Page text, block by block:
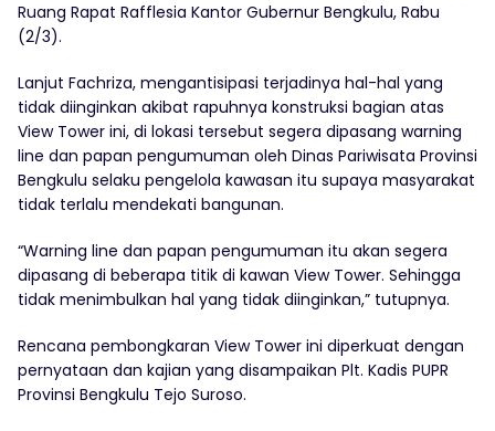
Ruang Rapat Rafflesia Kantor Gubernur Bengkulu, Rabu
(2/3).
Lanjut Fachriza, mengantisipasi terjadinya hal-hal yang
tidak diinginkan akibat rapuhnya konstruksi bagian atas
View Tower ini, di lokasi tersebut segera dipasang warning
line dan papan pengumuman oleh Dinas Pariwisata Provinsi
Bengkulu selaku pengelola kawasan itu supaya masyarakat
tidak terlalu mendekati bangunan.
“Warning line dan papan pengumuman itu akan segera
dipasang di beberapa titik di kawan View Tower. Sehingga
tidak menimbulkan hal yang tidak diinginkan,” tutupnya.
Rencana pembongkaran View Tower ini diperkuat dengan
pernyataan dan kajian yang disampaikan Plt. Kadis PUPR
Provinsi Bengkulu Tejo Suroso.